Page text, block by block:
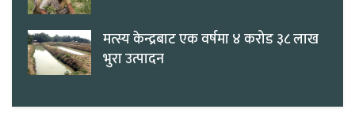
मत्स्य केन्द्रबाट एक वर्षमा ४ करोड ३८ लाख
भुरा उत्पादन